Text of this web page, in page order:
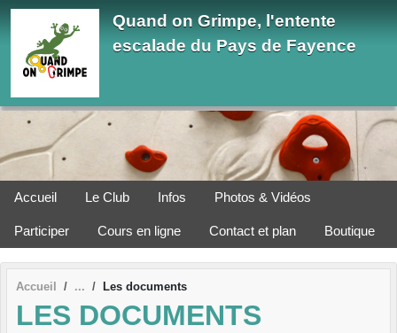
Quand on Grimpe, l'entente
escalade du Pays de Fayence
Accueil Le Club Infos Photos & Vidéos
Participer Cours en ligne Contact et plan Boutique
Accueil Les documents
LES DOCUMENTS
Panneau de gestion des cookies